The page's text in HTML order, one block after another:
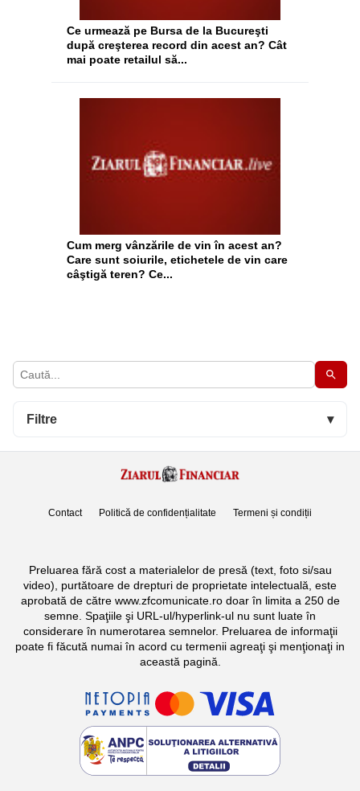
Filtre ▾
Ce urmează pe Bursa de la Bucureşti
după creşterea record din acest an? Cât
mai poate retailul să...
Cum merg vânzările de vin în acest an?
Care sunt soiurile, etichetele de vin care
câştigă teren? Ce...
Contact Politică de confidențialitate Termeni și condiții
Preluarea fără cost a materialelor de presă (text, foto si/sau
video), purtătoare de drepturi de proprietate intelectuală, este
aprobată de către www.zfcomunicate.ro doar în limita a 250 de
semne. Spaţiile şi URL-ul/hyperlink-ul nu sunt luate în
considerare în numerotarea semnelor. Preluarea de informaţii
poate fi făcută numai în acord cu termenii agreaţi şi menţionaţi in
această pagină.